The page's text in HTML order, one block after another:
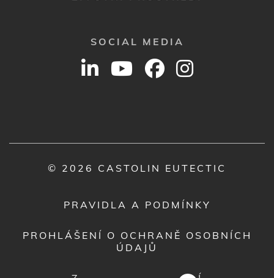
SOCIAL MEDIA
© 2026 CASTOLIN EUTECTIC
PRAVIDLA A PODMÍNKY
PROHLÁŠENÍ O OCHRANĚ OSOBNÍCH
ÚDAJŮ